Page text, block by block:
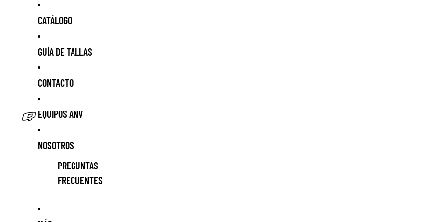
CATÁLOGO
GUÍA DE TALLAS
CONTACTO
EQUIPOS ANV
NOSOTROS
PREGUNTAS
FRECUENTES